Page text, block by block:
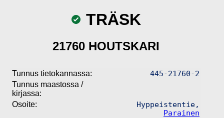
TRÄSK
21760 HOUTSKARI
Tunnus tietokannassa:
445-21760-2
Tunnus maastossa /
kirjassa:
Osoite:
Hyppeistentie,
Parainen